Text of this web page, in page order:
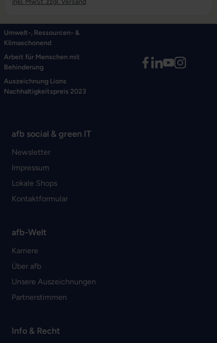
inkl. MwSt. zzgl. Versand
Umwelt-, Ressourcen- &
Klimaschonend
Arbeit für Menschen mit
Behinderung
Auszeichnung Lions
Nachhaltigkeitspreis 2023
afb social & green IT
Newsletter
Impressum
Lokale Shops
Kontaktformular
afb-Welt
Karriere
Über afb
Unsere Auszeichnungen
Partnerstimmen
Info & Recht